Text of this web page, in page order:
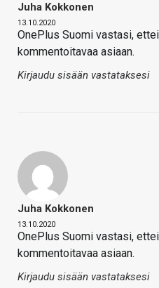
Juha Kokkonen
13.10.2020
OnePlus Suomi vastasi,
kommentoitavaa asiaan.
Kirjaudu sisään vastataksesi
Juha Kokkonen
13.10.2020
OnePlus Suomi vastasi,
kommentoitavaa asiaan.
Kirjaudu sisään vastataksesi